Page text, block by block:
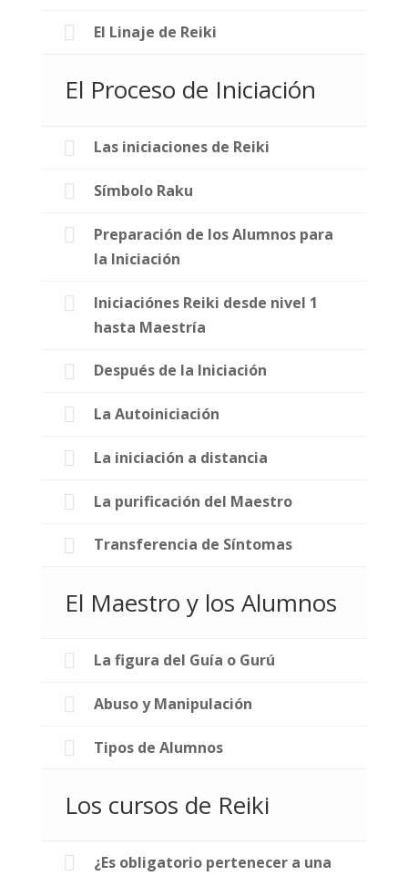
El Linaje de Reiki
El Proceso de Iniciación
Las iniciaciones de Reiki
Símbolo Raku
Preparación de los Alumnos para
la Iniciación
Iniciaciónes Reiki desde nivel 1
hasta Maestría
Después de la Iniciación
La Autoiniciación
La iniciación a distancia
La purificación del Maestro
Transferencia de Síntomas
El Maestro y los Alumnos
La figura del Guía o Gurú
Abuso y Manipulación
Tipos de Alumnos
Los cursos de Reiki
¿Es obligatorio pertenecer a una